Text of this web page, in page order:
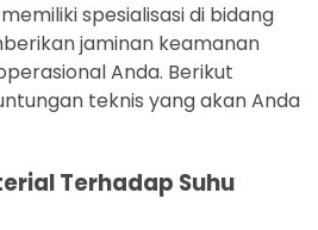
spesialisasi di bidang
jaminan keamanan
Anda. Berikut
teknis yang akan Anda
Terhadap Suhu